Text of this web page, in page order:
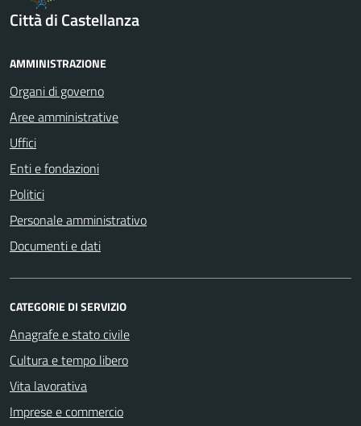
Città di Castellanza
AMMINISTRAZIONE
Organi di governo
Aree amministrative
Uffici
Enti e fondazioni
Politici
Personale amministrativo
Documenti e dati
CATEGORIE DI SERVIZIO
Anagrafe e stato civile
Cultura e tempo libero
Vita lavorativa
Imprese e commercio